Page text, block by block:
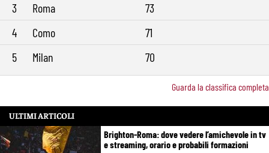
3
Roma
73
4
Como
71
5
Milan 70
Guarda la classifica completa
ULTIMI ARTICOLI
Brighton-Roma: dove vedere l’amichevole in tv
e streaming, orario e probabili formazioni